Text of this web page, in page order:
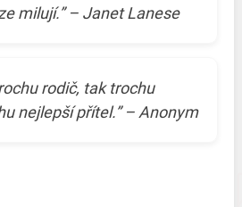
milují.” – Janet Lanese
rodič, tak trochu
nejlepší přítel.” – Anonym